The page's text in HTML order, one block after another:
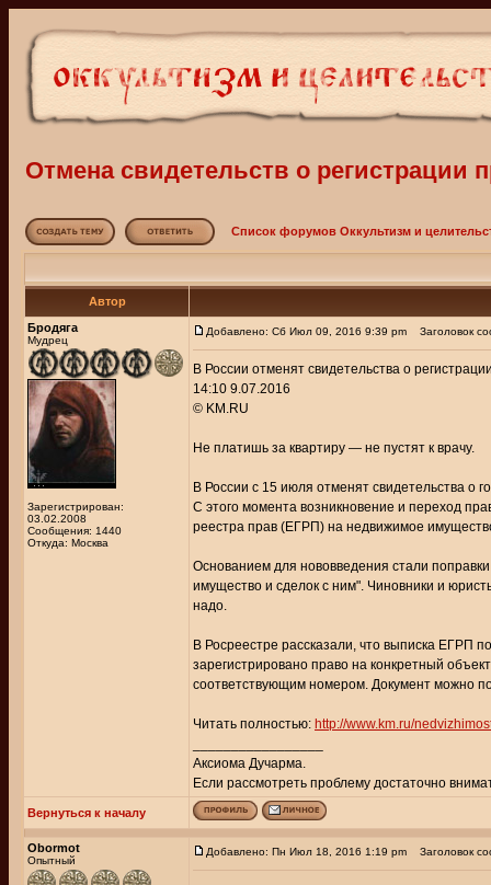
Отмена свидетельств о регистрации
Список форумов Оккультизм и
Автор
Бродяга
Мудрец
Зарегистрирован:
03.02.2008
Сообщения: 1440
Откуда: Москва
Добавлено: Сб Июл 09, 2016 9:39 pm Заголовок
В России отменят свидетельства о
14:10 9.07.2016
© KM.RU
Не платишь за квартиру — не пустят к врачу.
В России с 15 июля отменят свидетельства о
С этого момента возникновение и переход
реестра прав (ЕГРП) на недвижимое
Основанием для нововведения стали
имущество и сделок с ним". Чиновники и
надо.
В Росреестре рассказали, что выписка ЕГРП
зарегистрировано право на конкретный
соответствующим номером. Документ можно
Читать полностью: http://www.km.ru/
Аксиома Дучарма.
Если рассмотреть проблему достаточно
Вернуться к началу
Obormot
Опытный
Добавлено: Пн Июл 18, 2016 1:19 pm Заголовок